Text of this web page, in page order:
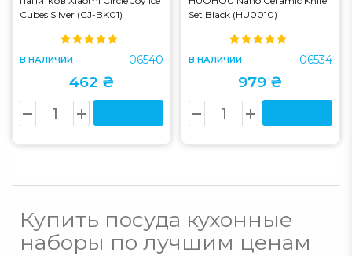
Cubes Silver (CJ-BK01)
В НАЛИЧИИ 06540
462 ₴
Set Black (HU0010)
В НАЛИЧИИ 06534
979 ₴
Купить посуда кухонные
наборы по лучшим ценам